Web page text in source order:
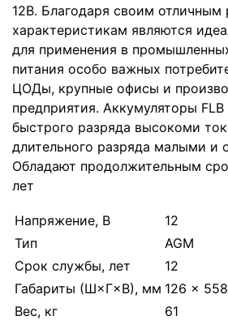
12В. Благодаря своим отличным
характеристикам являются
для применения в
питания особо важных
ЦОДы, крупные офисы и
предприятия. Аккумуляторы
быстрого разряда высокоми
длительного разряда малыми и
Обладают продолжительным
лет
Напряжение, В
12
Тип
AGM
Срок службы, лет
12
Габариты (Ш×Г×В), мм 126 ×
Вес, кг
61